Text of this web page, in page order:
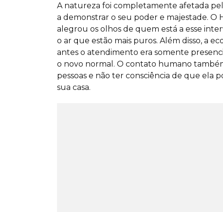
A natureza foi completamente afetada
a demonstrar o seu poder e majestade. O
alegrou os olhos de quem está a esse
o ar que estão mais puros. Além disso, a
antes o atendimento era somente
o novo normal. O contato humano
pessoas e não ter consciência de que ela
sua casa.